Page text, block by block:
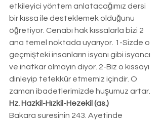
etkileyici yöntem anlatacağımız dersi
bir kıssa ile desteklemek olduğunu
öğretiyor. Cenabı hak kıssalarla bizi 2
ana temel noktada uyarıyor. 1-Sizde o
geçmişteki insanların isyanı gibi isyancı
ve inatkar olmayın diyor. 2-Biz o kıssayı
dinleyip tefekkür etmemiz içindir. O
zaman ibadetlerimizde huşumuz artar.
Hz. Hazkil-Hızkil-Hezekil (as.)
Bakara suresinin 243. Ayetinde